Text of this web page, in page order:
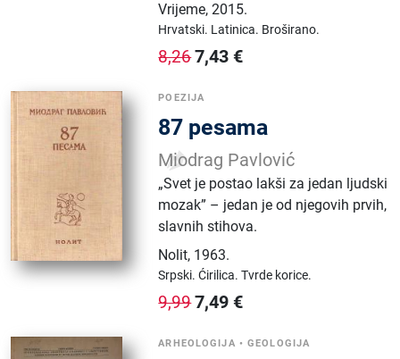
Vrijeme,2015.
Hrvatski. Latinica. Broširano.
8,267,43 €
POEZIJA
87 pesama
Miodrag Pavlović
„Svet je postao lakši za jedan ljudski
mozak” – jedan je od njegovih prvih,
slavnih stihova.
Nolit, 1963.
Srpski.Ćirilica.Tvrde korice.
9,997,49 €
ARHEOLOGIJA •GEOLOGIJA